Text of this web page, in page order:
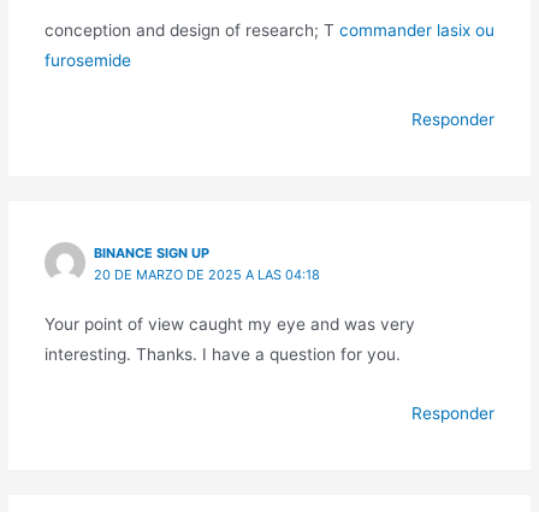
conception and design of research; T commander lasix ou
furosemide
Responder
BINANCE SIGN UP
20 DE MARZO DE 2025 A LAS 04:18
Your point of view caught my eye and was very
interesting. Thanks. I have a question for you.
Responder